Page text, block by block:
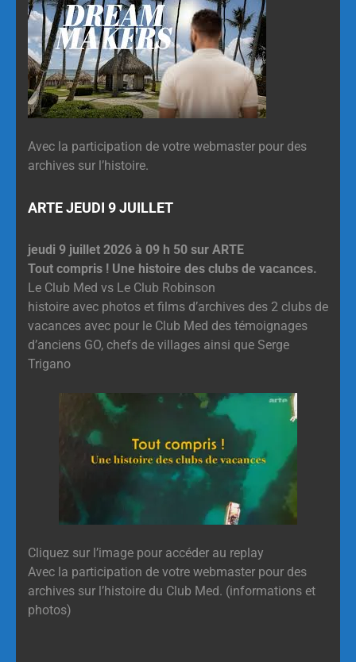
Avec la participation de votre webmaster pour des
archives sur l’histoire.
ARTE JEUDI 9 JUILLET
jeudi 9 juillet 2026 à 09 h 50 sur ARTE
Tout compris ! Une histoire des clubs de vacances.
Le Club Med vs Le Club Robinson
histoire avec photos et films d’archives des 2 clubs de
vacances avec pour le Club Med des témoignages
d’anciens GO, chefs de villages ainsi que Serge
Trigano
Cliquez sur l’image pour accéder au replay
Avec la participation de votre webmaster pour des
archives sur l’histoire du Club Med. (informations et
photos)